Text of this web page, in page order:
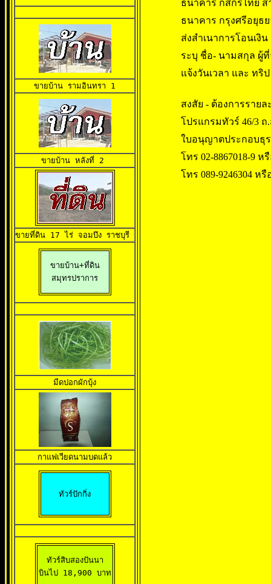
ขายบ้าน รามอินทรา 1
ขายบ้าน หลังที่ 2
ขายที่ดิน 17 ไร่ จอมบึง ราชบุรี
ขายบ้าน+ที่ดิน
สมุทรปราการ
มีดปอกผักบุ้ง
กาแฟเวียดนามบดแล้ว
ทัวร์ปักกิ่ง
ทัวร์สิบสองปันนา
บินไป 18,900 บาท
ธนาคาร กสิกรไทย ส
ธนาคาร กรุงศรีอยุธย
ส่งสำเนาการโอนเงิ
ระบุ ชื่อ- นามสกุล ผู้
แจ้งวันเวลา และ ทริ
สงสัย - ต้องการรายล
โปรแกรมทัวร์ 46/3 ถ
ใบอนุญาตประกอบธุร
โทร 02-8867018-9 ห
โทร 089-9246304 หรื